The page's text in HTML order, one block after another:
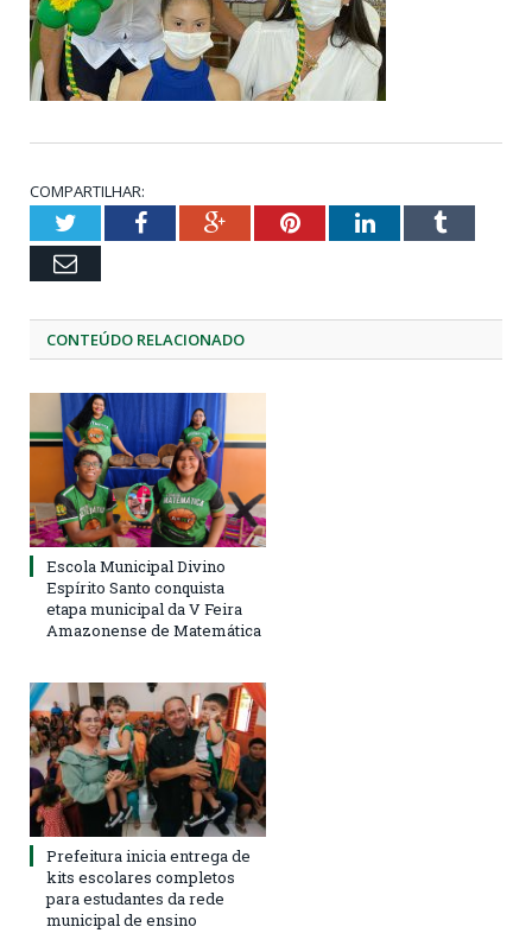
COMPARTILHAR:
TwitterFacebookGoogle+PinterestLinkedInTumblr
Email
CONTEÚDO RELACIONADO
Escola Municipal Divino
Espírito Santo conquista
etapa municipal da V Feira
Amazonense de Matemática
Prefeitura inicia entrega de
kits escolares completos
para estudantes da rede
municipal de ensino